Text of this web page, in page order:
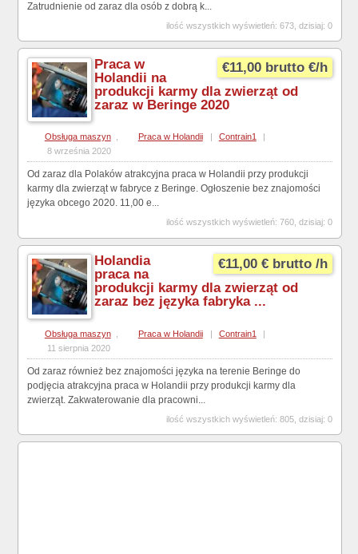
Zatrudnienie od zaraz dla osób z dobrą k...
ilość wszystkich wyświetleń: 673, dzisiaj: 0
€11,00 brutto €/h
Praca w
Holandii na
produkcji karmy dla zwierząt od
zaraz w Beringe 2020
Obsługa maszyn , Praca w Holandii Contrain1
8 września 2020
Od zaraz dla Polaków atrakcyjna praca w Holandii przy produkcji
karmy dla zwierząt w fabryce z Beringe. Ogłoszenie bez znajomości
języka obcego 2020. 11,00 e...
ilość wszystkich wyświetleń: 760, dzisiaj: 0
€11,00 € brutto /h
Holandia
praca na
produkcji karmy dla zwierząt od
zaraz bez języka fabryka ...
Obsługa maszyn Praca w Holandii | Contrain1
|
11 sierpnia 2020
Od zaraz również bez znajomości języka na terenie Beringe do
podjęcia atrakcyjna praca w Holandii przy produkcji karmy dla
zwierząt. Zakwaterowanie dla pracowni...
ilość wszystkich wyświetleń: 805, dzisiaj: 0